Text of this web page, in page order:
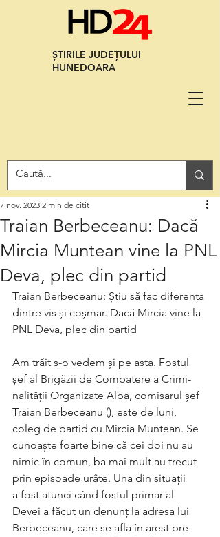
ȘTIRILE JUDEȚULUI
HUNEDOARA
Traian Berbeceanu: Dacă
Mircia Muntean vine la PNL
Deva, plec din partid
7 nov. 2023 2 min de citit
Traian Berbeceanu: Știu să fac diferența
dintre vis și coșmar. Dacă Mircia vine la
PNL Deva, plec din partid
Am trăit s-o vedem și pe asta. Fostul
șef al Brigăzii de Combatere a Cri­mi­
nalității Organizate Alba, comisarul șef
Traian Berbeceanu (), este de luni,
coleg de partid cu Mircia Muntean. Se
cunoaște foarte bine că cei doi nu au
nimic în comun, ba mai mult au trecut
prin episoade urâte. Una din situații
a fost atunci când fostul primar al
Devei a făcut un denunț la adresa lui
Berbeceanu, care se afla în arest pre­